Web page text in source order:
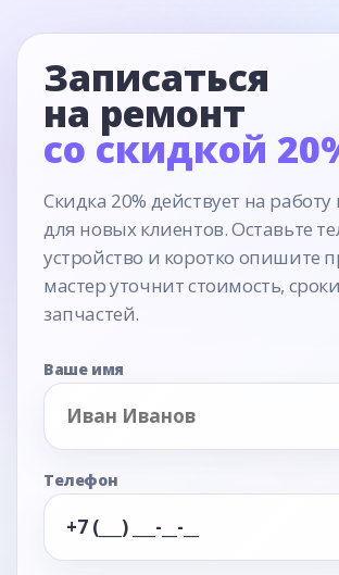
Записаться
на ремонт
со скидкой
Скидка 20% действует на работу
для новых клиентов. Оставьте
устройство и коротко опишите
мастер уточнит стоимость,
запчастей.
Ваше имя
Телефон